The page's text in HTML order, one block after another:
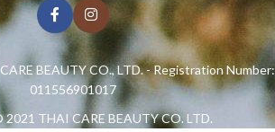
BEAUTY CO., LTD. - Registration Number:
011556901017
2021 THAI CARE BEAUTY CO. LTD.